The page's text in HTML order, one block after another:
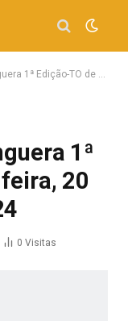
sexta-feira, 20 de dezembro de 2024
1ª
20
0 Visitas